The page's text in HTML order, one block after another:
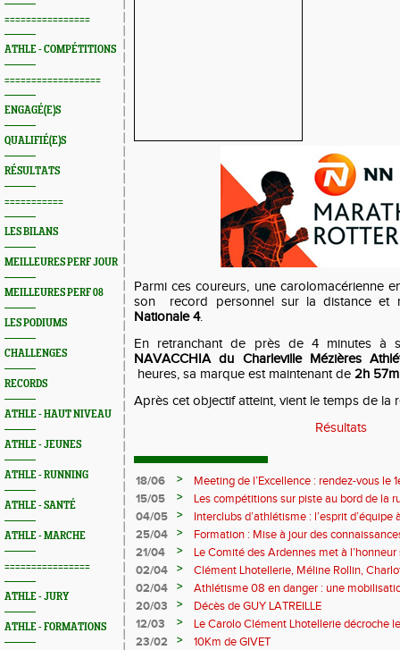
================
ATHLE - COMPÉTITIONS
==================
ENGAGÉ(E)S
QUALIFIÉ(E)S
RÉSULTATS
===========
LES BILANS
MEILLEURES PERF JOUR
MEILLEURES PERF 08
LES PODIUMS
CHALLENGES
RECORDS
ATHLE - HAUT NIVEAU
ATHLE - JEUNES
ATHLE - RUNNING
ATHLE - SANTÉ
ATHLE - MARCHE
================
ATHLE - JURY
ATHLE - FORMATIONS
Parmi ces coureurs, une carolomacérienne
son
record personnel sur la distance et
Nationale 4.
En retranchant de près de 4 minutes à
NAVACCHIA du Charleville Mézières
heures, sa marque est maintenant de 2h
Après cet objectif atteint, vient le temps de la
Résultats
18/06 >
Meeting de l’Excellence : rendez-vous le
15/05
>
Les compétitions sur piste au bord de la
04/05
>
Interclubs d’athlétisme : l’esprit d’équipe
rempart contre la sédentarité des jeunes
25/04 >
Formation : Mise à jour des
M372)
21/04 >
Le Comité des Ardennes met à
02/04
>
Clément Lhotellerie, Méline Rollin,
prolifique pour les coureurs ardennais
02/04 >
Athlétisme 08 en danger : une
20/03
>
Décès de GUY LATREILLE
12/03
>
Le Carolo Clément Lhotellerie décroche
master de cross-country
23/02 >
10Km de GIVET